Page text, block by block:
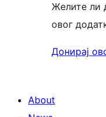
Желите ли
овог
Донирај
About